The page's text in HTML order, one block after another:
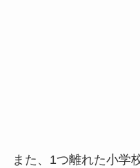
また、1つ離れた小学